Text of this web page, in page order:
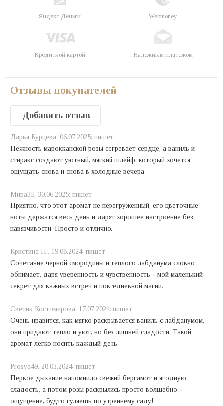
Яндекс Деньги Webmoney
Кредитной картой Наложным платежом
Отзывы покупателей
Добавить отзыв
Дарья Бурцева, 06.07.2025: пишет
Нежность марокканской розы согревает сердце, а ваниль и
стиракс создают уютный, мягкий шлейф, который хочется
ощущать снова и снова в холодные вечера.
Mира35, 30.06.2025: пишет
Приятно, что этот аромат не перегруженный, его цветочные
ноты держатся весь день и дарят хорошее настроение без
навязчивости. Просто и отлично.
Кристина П., 19.08.2024: пишет
Сочетание черной смородины и теплого лабданума словно
обнимает, даря уверенность и чувственность - мой маленький
секрет для важных встреч и повседневной магии.
Светик Костомарова, 17.07.2024: пишет
Очень нравится, как мягко раскрывается ваниль с лабданумом,
они придают тепло и уют, но без лишней сладости. Такой
аромат легко носить каждый день.
Prosya49, 28.03.2024: пишет
Первое дыхание напомнило свежий бергамот и ягодную
сладость, а потом розы раскрылись просто волшебно -
ощущение, будто гуляешь по утреннему саду!